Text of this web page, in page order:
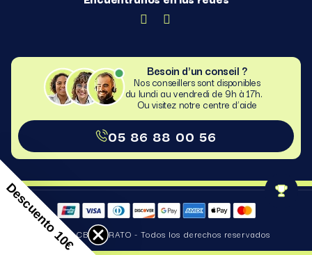
Besoin d'un conseil ?
Nos conseillers sont disponibles
du lundi au vendredi de 9h à 17h.
Ou visitez notre centre d’aide​
05 86 88 00 56
© 2025 CBD BARATO - Todos los derechos reservados
Descuento 10€